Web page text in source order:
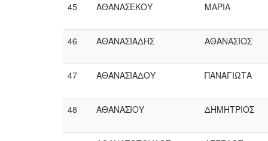
45 ΑΘΑΝΑΣΕΚΟΥ ΜΑΡΙΑ
46 ΑΘΑΝΑΣΙΑΔΗΣ ΑΘΑΝΑΣΙΟΣ
47 ΑΘΑΝΑΣΙΑΔΟΥ ΠΑΝΑΓΙΩΤΑ
48 ΑΘΑΝΑΣΙΟΥ ΔΗΜΗΤΡΙΟΣ